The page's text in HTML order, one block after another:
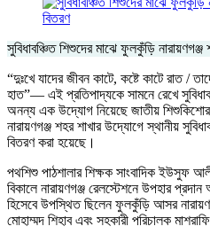
সুবিধাবঞ্চিত শিশুদের মাঝে ফুলকুঁড়ি
“দুঃখে যাদের জীবন কাটে, কষ্টে কাটে রাত /
হাত”— এই প্রতিপাদ্যকে সামনে রেখে
অনন্য এক উদ্যোগ নিয়েছে জাতীয়
নারায়ণগঞ্জ শহর শাখার উদ্যোগে স্থানীয়
বিতরণ করা হয়েছে।
​পথশিশু পাঠশালার শিক্ষক সাংবাদিক ইউসুফ
বিকালে নারায়ণগঞ্জ রেলস্টেশনে উপহার
হিসেবে উপস্থিত ছিলেন ফুলকুঁড়ি আসর
মোহাম্মদ শিহাব এবং সহকারী পরিচালক